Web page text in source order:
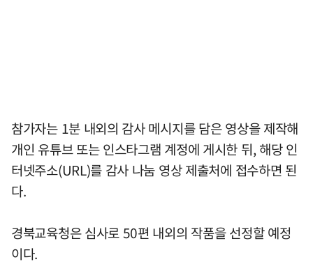
참가자는 1분 내외의 감사 메시지를 담은 영상을 제작해
개인 유튜브 또는 인스타그램 계정에 게시한 뒤, 해당 인
터넷주소(URL)를 감사 나눔 영상 제출처에 접수하면 된
다.
경북교육청은 심사로 50편 내외의 작품을 선정할 예정
이다.